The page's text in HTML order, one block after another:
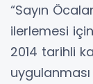
“Sayın
ilerlemesi
2014 tarihli